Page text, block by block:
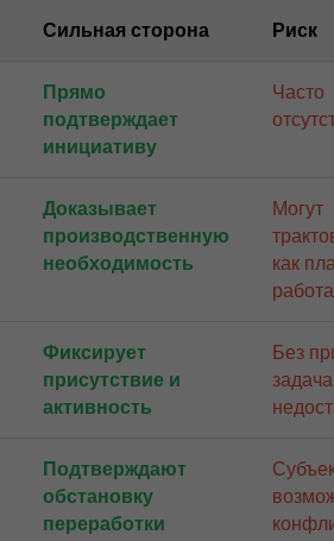
Сильная сторона Риск
Прямо
подтверждает
инициативу
Часто
Доказывает
производственную
необходимость
Могут
как
работа
Фиксирует
присутствие и
активность
Без
Подтверждают
обстановку
переработки